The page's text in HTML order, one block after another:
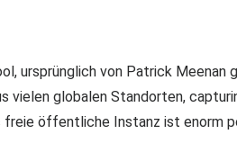
ursprünglich von Patrick Meenan
globalen Standorten,
öffentliche Instanz ist enorm